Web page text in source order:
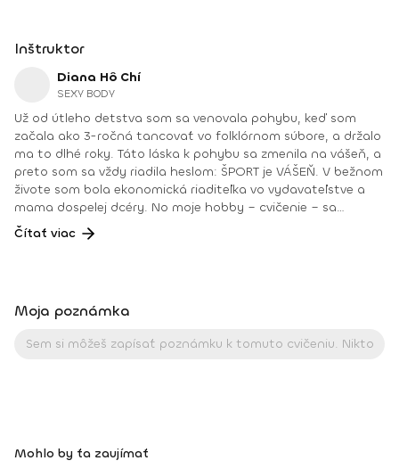
Inštruktor
Diana Hô Chí
SEXY BODY
Už od útleho detstva som sa venovala pohybu, keď som
začala ako 3-ročná tancovať vo folklórnom súbore, a držalo
ma to dlhé roky. Táto láska k pohybu sa zmenila na vášeň, a
preto som sa vždy riadila heslom: ŠPORT je VÁŠEŇ. V bežnom
živote som bola ekonomická riaditeľka vo vydavateľstve a
mama dospelej dcéry. No moje hobby – cvičenie – sa
dostávalo do popredia už dlhé roky. Takmer dennodenne
som viedla skupinové tréningy a pre svojich klientov som
ocenením bola vždy pre mňa pozitívna spätná väzba od
• Kondičný tréner 1. kv. stupňa • Certifikovaná lektorka
Čítať viac
Moja poznámka
Mohlo by ťa zaujímať